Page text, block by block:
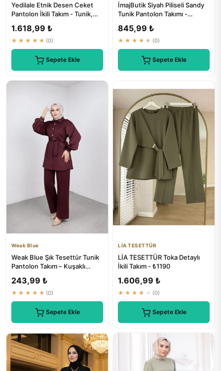
Yedilale Etnik Desen Ceket
Pantolon İkili Takım - Tunik,
1.618,99 ₺
★★★★★ (0)
Sepete Ekle
İmajButik Siyah Piliseli Sandy
Tunik Pantolon Takımı -
845,99 ₺
★★★★★ (0)
Sepete Ekle
Weak Blue
Weak Blue Şık Tesettür Tunik
Pantolon Takım – Kuşaklı
243,99 ₺
★★★★★ (0)
Sepete Ekle
LİA TESETTÜR
LİA TESETTÜR Toka Detaylı
İkili Takım - ₺1190
1.606,99 ₺
★★★★★ (0)
Sepete Ekle